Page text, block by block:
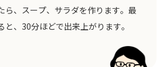
ら、スープ、サラダを作ります。最
、30分ほどで出来上がります。